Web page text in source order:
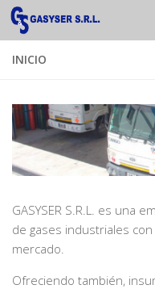
Saltar al contenido
INICIO
GASYSER S.R.L. es una
de gases industriales
mercado.
Ofreciendo también,